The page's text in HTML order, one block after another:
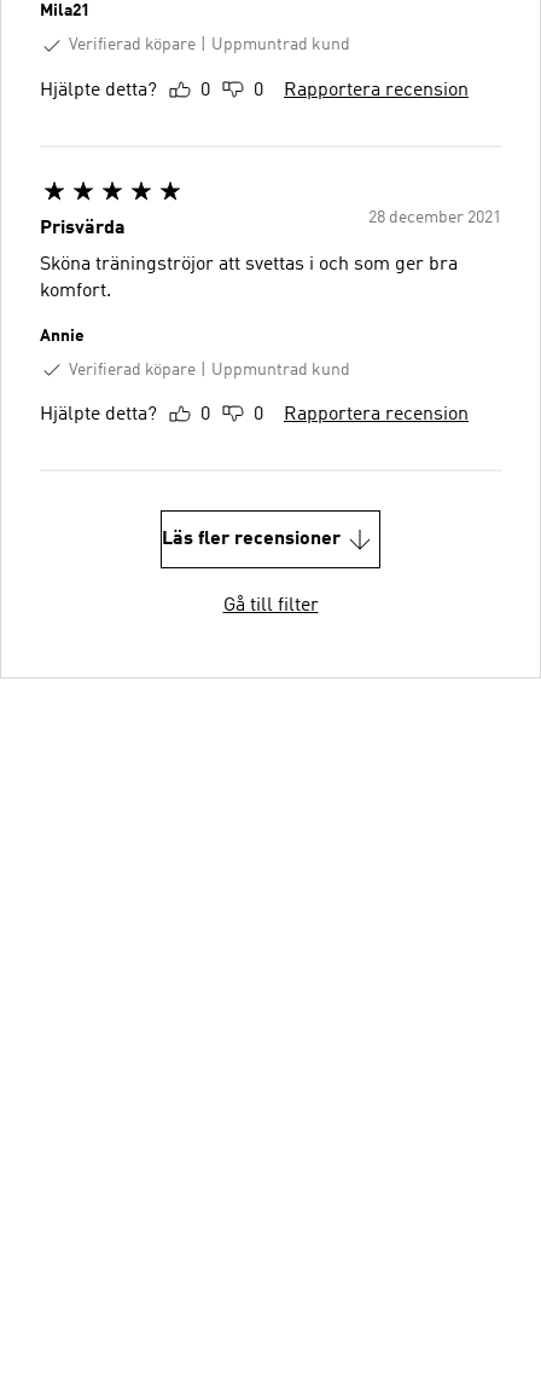
Mila21
Verifierad köpare
Uppmuntrad kund
Hjälpte detta? 0 0 Rapportera recension
28 december 2021
Prisvärda
Sköna träningströjor att svettas i och som ger bra
komfort.
Annie
Verifierad köpare
Uppmuntrad kund
Hjälpte detta? 0 0 Rapportera recension
Läs fler recensioner
Gå till filter